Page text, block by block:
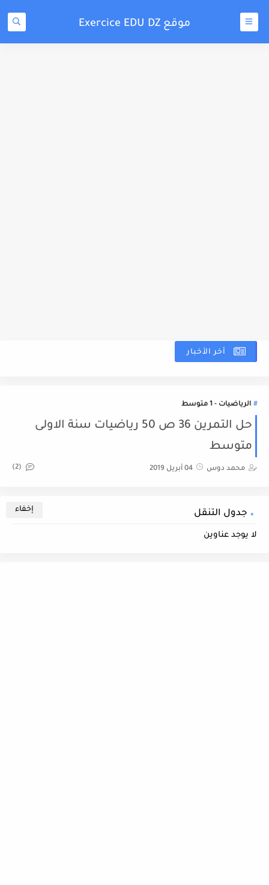
موقع Exercice EDU DZ
أخر الأخبار
الرياضيات - 1 متوسط
حل التمرين 36 ص 50 رياضيات سنة الاولى
متوسط
محمد دوس 04 أبريل 2019 (2)
جدول التنقل
لا يوجد عناوين